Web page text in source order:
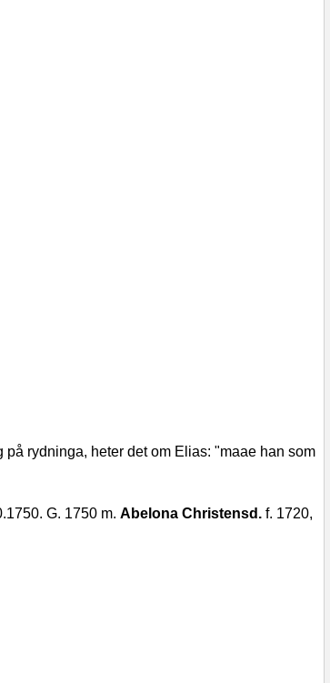
rydninga, heter det om Elias: "maae han som
G. 1750 m. Abelona Christensd. f. 1720,